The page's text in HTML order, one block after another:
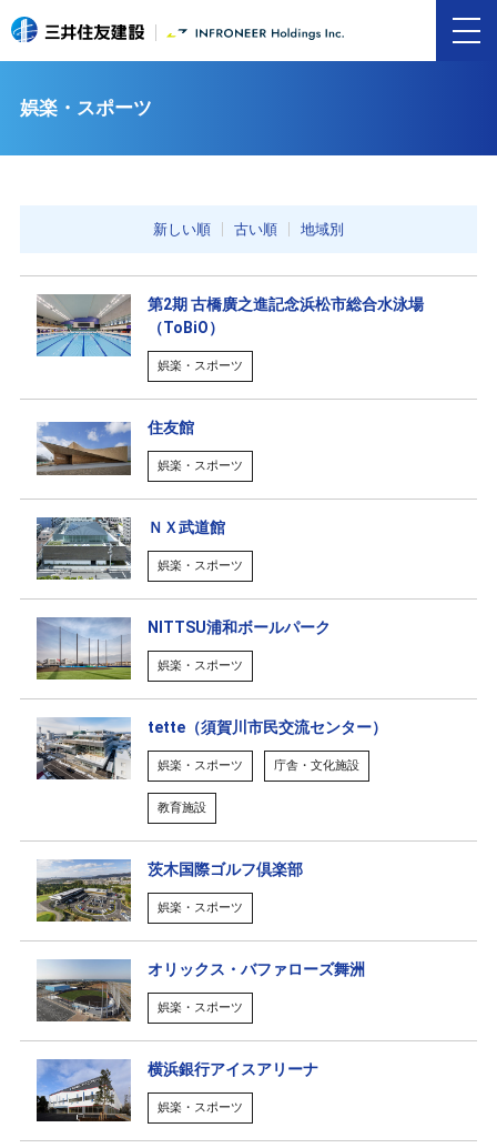
娯楽・スポーツ
新しい順 古い順 地域別
第2期 古橋廣之進記念浜松市総合水泳場
（ToBiO）
娯楽・スポーツ
住友館
娯楽・スポーツ
ＮＸ武道館
娯楽・スポーツ
NITTSU浦和ボールパーク
娯楽・スポーツ
tette（須賀川市民交流センター）
娯楽・スポーツ 庁舎・文化施設
教育施設
茨木国際ゴルフ倶楽部
娯楽・スポーツ
オリックス・バファローズ舞洲
娯楽・スポーツ
横浜銀行アイスアリーナ
娯楽・スポーツ